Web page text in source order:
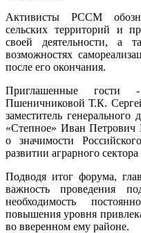
Активисты РССМ
сельских территорий и
своей деятельности, а
возможностях
после его окончания.
Приглашенные гости
Пшеничниковой Т.К.
заместитель
«Степное» Иван Петрович
о значимости
развитии аграрного
Подводя итог форума,
важность проведения
необходимость
повышения уровня
во вверенном ему районе.